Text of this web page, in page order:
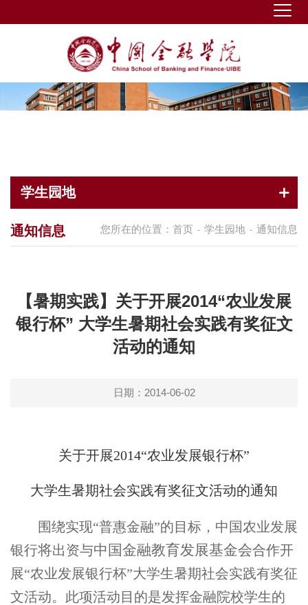
学生园地
您所在的位置： 首页 - 学生园地 - 通知信息
通知信息
【暑期实践】关于开展2014“农业发展
银行杯” 大学生暑期社会实践有奖征文
活动的通知
日期：2014-06-02
关于开展2014“农业发展银行杯”
大学生暑期社会实践有奖征文活动的通知
围绕实现“普惠金融”的目标，中国农业发展
银行将出资与中国金融教育发展基金会合作开
展“农业发展银行杯”大学生暑期社会实践有奖征
文活动。此项活动目的是发挥金融院校学生的